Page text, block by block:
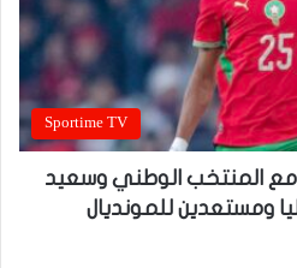
Sportime TV
المنتخب الوطني وسعيد
ومستعدين للمونديال